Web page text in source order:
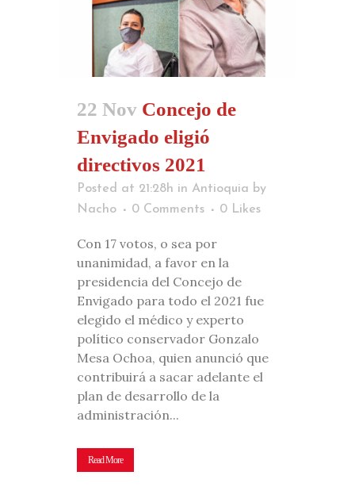
22 Nov Concejo de
Envigado eligió
directivos 2021
Posted at 21:28h in Antioquia by
Nacho
0 Comments 0 Likes
Con 17 votos, o sea por
unanimidad, a favor en la
presidencia del Concejo de
Envigado para todo el 2021 fue
elegido el médico y experto
político conservador Gonzalo
Mesa Ochoa, quien anunció que
contribuirá a sacar adelante el
plan de desarrollo de la
administración...
Read More